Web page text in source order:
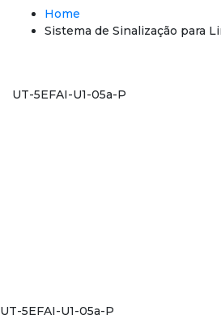
Home
Sistema de Sinalização para
UT-5EFAI-U1-05a-P
UT-5EFAI-U1-05a-P